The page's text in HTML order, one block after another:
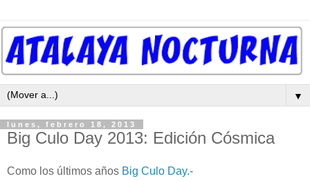
▼
lunes, febrero 18, 2013
Big Culo Day 2013: Edición Cósmica
Como los últimos años Big Culo Day.-